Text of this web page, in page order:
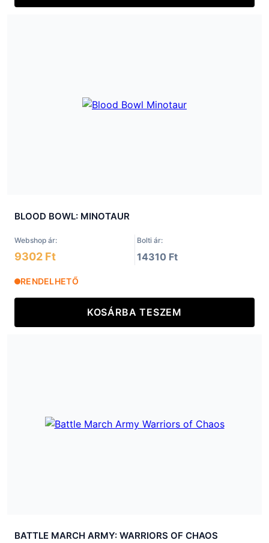
BLOOD BOWL: MINOTAUR
Webshop ár: Bolti ár:
9302 Ft 14310 Ft
RENDELHETŐ
KOSÁRBA TESZEM
BATTLE MARCH ARMY: WARRIORS OF CHAOS